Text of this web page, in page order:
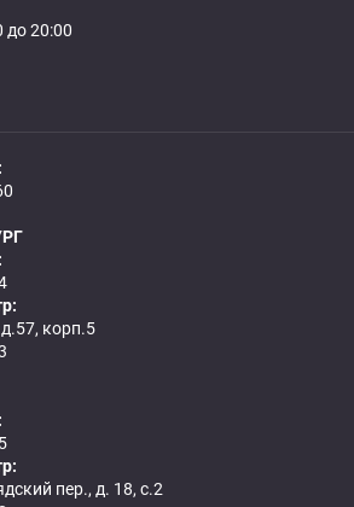
до 20:00
корп.5
пер., д. 18, с.2